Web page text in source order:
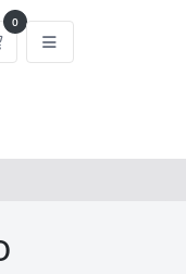
0
Carrello